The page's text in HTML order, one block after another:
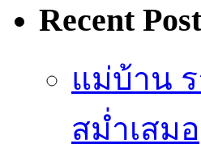
Recent
แม่บ้าน
สม่ำเสมอ